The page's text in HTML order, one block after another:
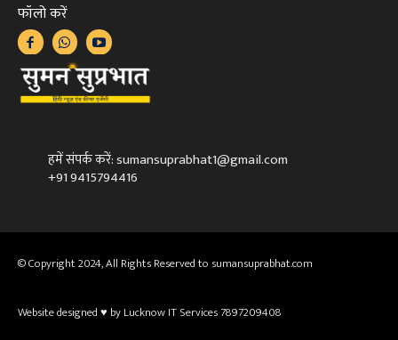
फॉलो करें
हमें संपर्क करें: sumansuprabhat1@gmail.com
+91 9415794416
© Copyright 2024, All Rights Reserved to sumansuprabhat.com
Website designed ♥ by Lucknow IT Services 7897209408